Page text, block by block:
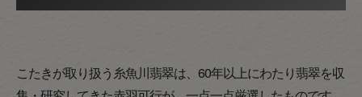
こたきが取り扱う糸魚川翡翠は、60年以上にわたり翡翠を収